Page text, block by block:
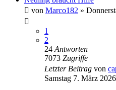
von Marco182 »
1
2
24 Antworten
7073 Zugriffe
Letzter Beitrag von
Samstag 7. März